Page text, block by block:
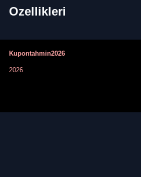
Ozellikleri
Kupontahmin2026
2026